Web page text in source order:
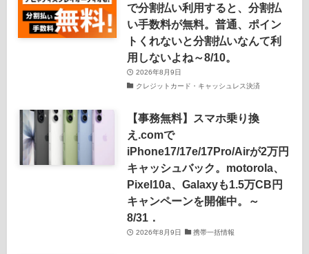
で分割払い利用すると、分割払
い手数料が無料。普通、ポイン
トくれないと分割払いなんて利
用しないよね～8/10。
2026年8月9日
クレジットカード・キャッシュレス決済
【事務無料】スマホ乗り換
え.comで
iPhone17/17e/17Pro/Airが2万円
キャッシュバック。motorola、
Pixel10a、Galaxyも1.5万CB円
キャンペーンを開催中。～
8/31．
2026年8月9日 携帯一括情報